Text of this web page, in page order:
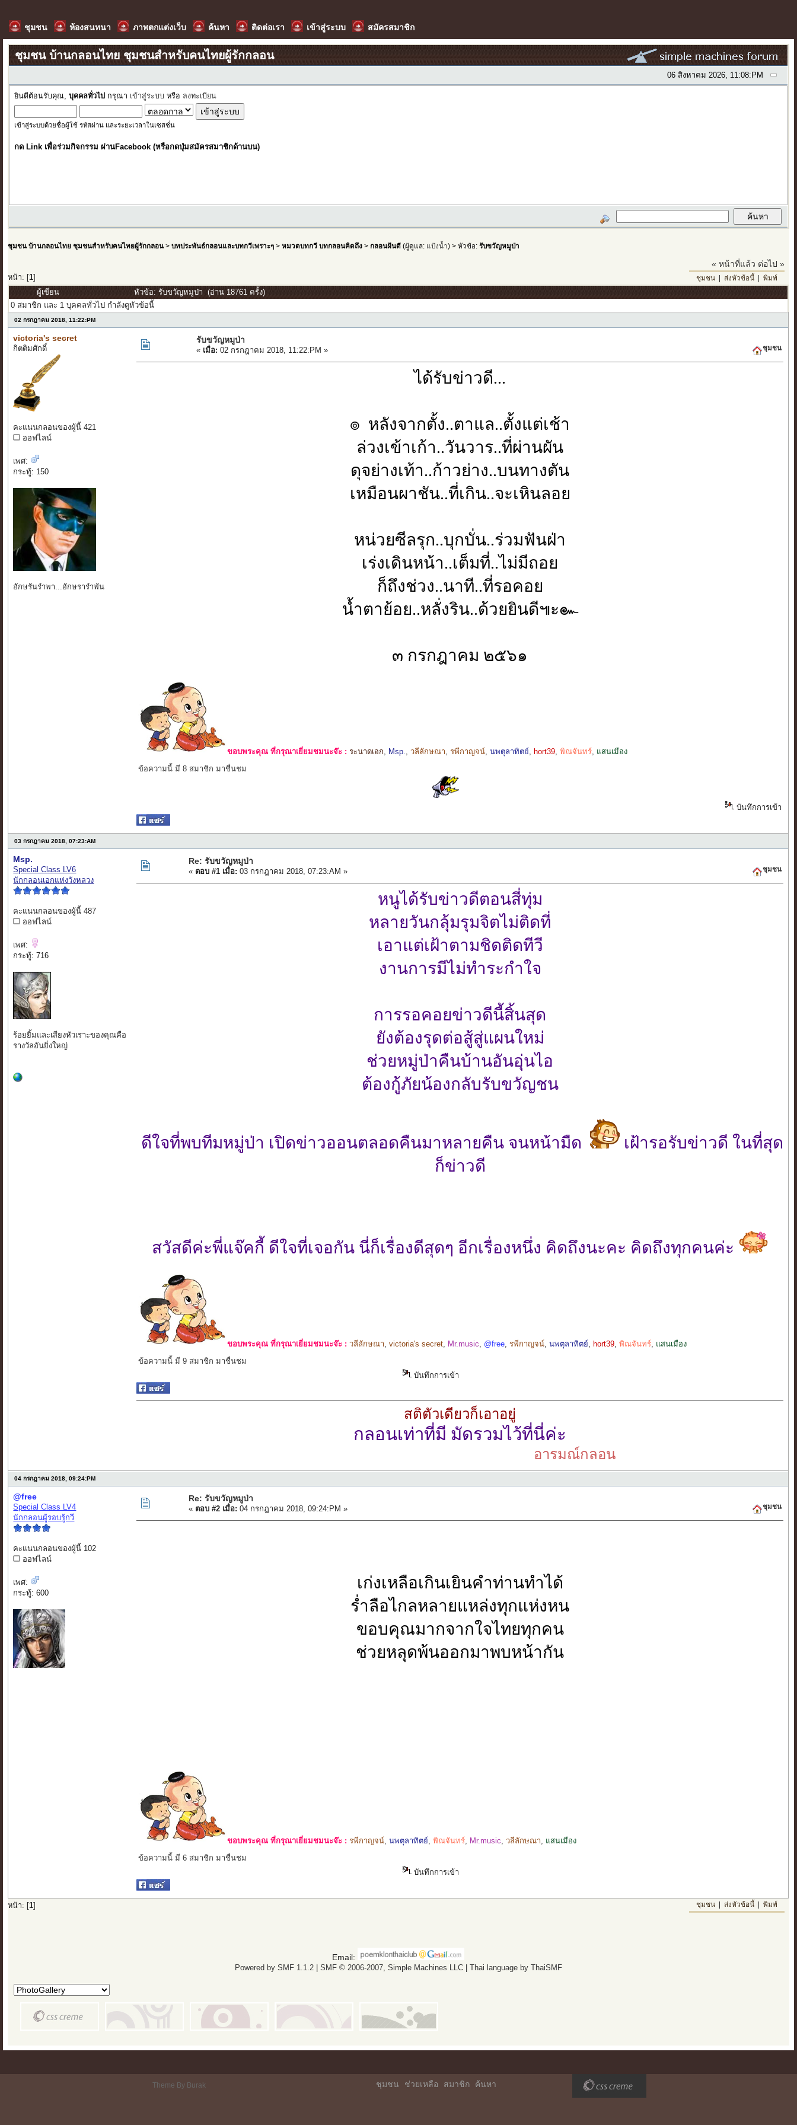
ชุมชน ห้องสนทนา ภาพตกแต่งเว็บ ค้นหา ติดต่อเรา เข้าสู่ระบบ สมัครสมาชิก
ชุมชน บ้านกลอนไทย ชุมชนสำหรับคนไทยผู้รักกลอน
06 สิงหาคม 2026, 11:08:PM
ยินดีต้อนรับคุณ,บุคคลทั่วไป กรุณา เข้าสู่ระบบ หรือ ลงทะเบียน
เข้าสู่ระบบด้วยชื่อผู้ใช้ รหัสผ่าน และระยะเวลาในเซสชั่น
กด Link เพื่อร่วมกิจกรรม ผ่านFacebook (หรือกดปุ่มสมัครสมาชิกด้านบน)
ชุมชน บ้านกลอนไทย ชุมชนสำหรับคนไทยผู้รักกลอน >บทประพันธ์กลอนและบทกวีเพราะๆ >หมวดบทกวี บทกลอนคิดถึง >กลอนฝันดี (ผู้ดูแล: แป้งน้ำ) > หัวข้อ:รับขวัญหมูป่า
หน้า: [1
« หน้าที่แล้ว ต่อไป »
ชุมชน| ส่งหัวข้อนี้| พิมพ์
ผู้เขียน
หัวข้อ: รับขวัญหมูป่า (อ่าน 18761 ครั้ง)
0 สมาชิก และ 1 บุคคลทั่วไป กำลังดูหัวข้อนี้
02 กรกฎาคม 2018, 11:22:PM
victoria's secret
กิตติมศักดิ์
คะแนนกลอนของผู้นี้ 421
ออฟไลน์
เพศ:
กระทู้: 150
อักษรันรำพา...อักษรารำพัน
รับขวัญหมูป่า
« เมื่อ: 02 กรกฎาคม 2018, 11:22:PM » ชุมชน
ได้รับข่าวดี...
๏ หลังจากตั้ง..ตาแล..ตั้งแต่เช้า
ล่วงเข้าเก้า..วันวาร..ที่ผ่านผัน
ดุจย่างเท้า..ก้าวย่าง..บนทางตัน
เหมือนผาชัน..ที่เกิน..จะเหินลอย
หน่วยซีลรุก..บุกบั่น..ร่วมฟันฝ่า
เร่งเดินหน้า..เต็มที่..ไม่มีถอย
ก็ถึงช่วง..นาที..ที่รอคอย
น้ำตาย้อย..หลั่งริน..ด้วยยินดี๚ะ๛
๓ กรกฎาคม ๒๕๖๑
ขอบพระคุณ ที่กรุณาเยี่ยมชมนะจ๊ะ : ระนาดเอก, Msp.,วลีลักษณา,รพีกาญจน์,นพตุลาทิตย์, hort39,พิณจันทร์, แสนเมือง
ข้อความนี้ มี 8 สมาชิก มาชื่นชม
บันทึกการเข้า
03 กรกฎาคม 2018, 07:23:AM
Msp.
Special Class LV6
นักกลอนเอกแห่งวังหลวง
คะแนนกลอนของผู้นี้ 487
ออฟไลน์
เพศ:
กระทู้: 716
ร้อยยิ้มและเสียงหัวเราะของคุณคือ
รางวัลอันยิ่งใหญ่
Re: รับขวัญหมูป่า
« ตอบ #1 เมื่อ: 03 กรกฎาคม 2018, 07:23:AM » ชุมชน
หนูได้รับข่าวดีตอนสี่ทุ่ม
หลายวันกลุ้มรุมจิตไม่ติดที่
เอาแต่เฝ้าตามชิดติดทีวี
งานการมีไม่ทำระกำใจ
การรอคอยข่าวดีนี้สิ้นสุด
ยังต้องรุดต่อสู้สู่แผนใหม่
ช่วยหมู่ป่าคืนบ้านอันอุ่นไอ
ต้องกู้ภัยน้องกลับรับขวัญชน
ดีใจที่พบทีมหมู่ป่า เปิดข่าวออนตลอดคืนมาหลายคืน จนหน้ามืด
เฝ้ารอรับข่าวดี ในที่สุด
ก็ข่าวดี
สวัสดีค่ะพี่แจ๊คกี้ ดีใจที่เจอกัน นี่ก็เรื่องดีสุดๆ อีกเรื่องหนึ่ง คิดถึงนะคะ คิดถึงทุกคนค่ะ
ขอบพระคุณ ที่กรุณาเยี่ยมชมนะจ๊ะ : วลีลักษณา,victoria's secret, Mr.music, @free,รพีกาญจน์,นพตุลาทิตย์, hort39,พิณจันทร์, แสนเมือง
ข้อความนี้ มี 9 สมาชิก มาชื่นชม
บันทึกการเข้า
สติตัวเดียวก็เอาอยู่
กลอนเท่าที่มี มัดรวมไว้ที่นี่ค่ะ
อารมณ์กลอน
04 กรกฎาคม 2018, 09:24:PM
@free
Special Class LV4
นักกลอนผู้รอบรู้กวี
คะแนนกลอนของผู้นี้ 102
ออฟไลน์
เพศ:
กระทู้: 600
Re: รับขวัญหมูป่า
« ตอบ #2 เมื่อ: 04 กรกฎาคม 2018, 09:24:PM » ชุมชน
เก่งเหลือเกินเยินคำท่านทำได้
ร่ำลือไกลหลายแหล่งทุกแห่งหน
ขอบคุณมากจากใจไทยทุกคน
ช่วยหลุดพ้นออกมาพบหน้ากัน
ขอบพระคุณ ที่กรุณาเยี่ยมชมนะจ๊ะ : รพีกาญจน์,นพตุลาทิตย์,พิณจันทร์, Mr.music,วลีลักษณา, แสนเมือง
ข้อความนี้ มี 6 สมาชิก มาชื่นชม
บันทึกการเข้า
หน้า: [1 ชุมชน| ส่งหัวข้อนี้| พิมพ์
Email:
Powered by SMF 1.1.2| SMF © 2006-2007, Simple Machines LLC| Thai language by ThaiSMF
Theme By Burak ชุมชน ช่วยเหลือ สมาชิก ค้นหา